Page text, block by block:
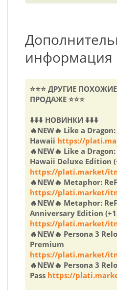
информация
⭐⭐⭐ ДРУГИЕ
ПРОДАЖЕ ⭐⭐⭐
⬇️⬇️⬇️ НОВИНКИ ⬇️⬇️⬇️
🔥NEW🔥 Like a
Hawaii https://
🔥NEW🔥 Like a
Hawaii Deluxe Edition
https://plati.market/
🔥NEW🔥 Metaphor:
https://plati.market/
🔥NEW🔥 Metaphor:
Anniversary Edition
https://plati.market/
🔥NEW🔥 Persona 3
Premium
https://plati.market/
🔥NEW🔥 Persona 3
Pass https://